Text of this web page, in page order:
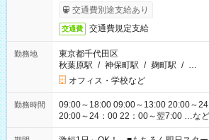
交通費別途支給あり
交通費 交通費規定支給
勤務地
東京都千代田区
秋葉原駅 / 神保町駅 / 麹町駅 / …
オフィス・学校など
勤務時間
09:00～18:00 09:00～13:00 20:00～
20:00～24：00 22：00～翌7:00 …など1日4
シフトもございます！ お気軽にご相談